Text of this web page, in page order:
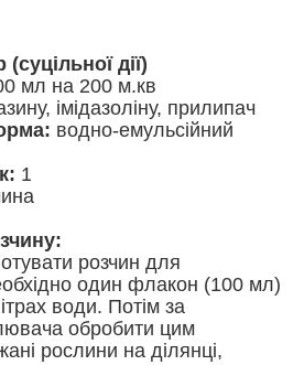
дії)
мл на 200 м.кв
імідазоліну, прилипач
водно-емульсійний
1
розчин для
один флакон (100 мл)
води. Потім за
обробити цим
рослини на ділянці,